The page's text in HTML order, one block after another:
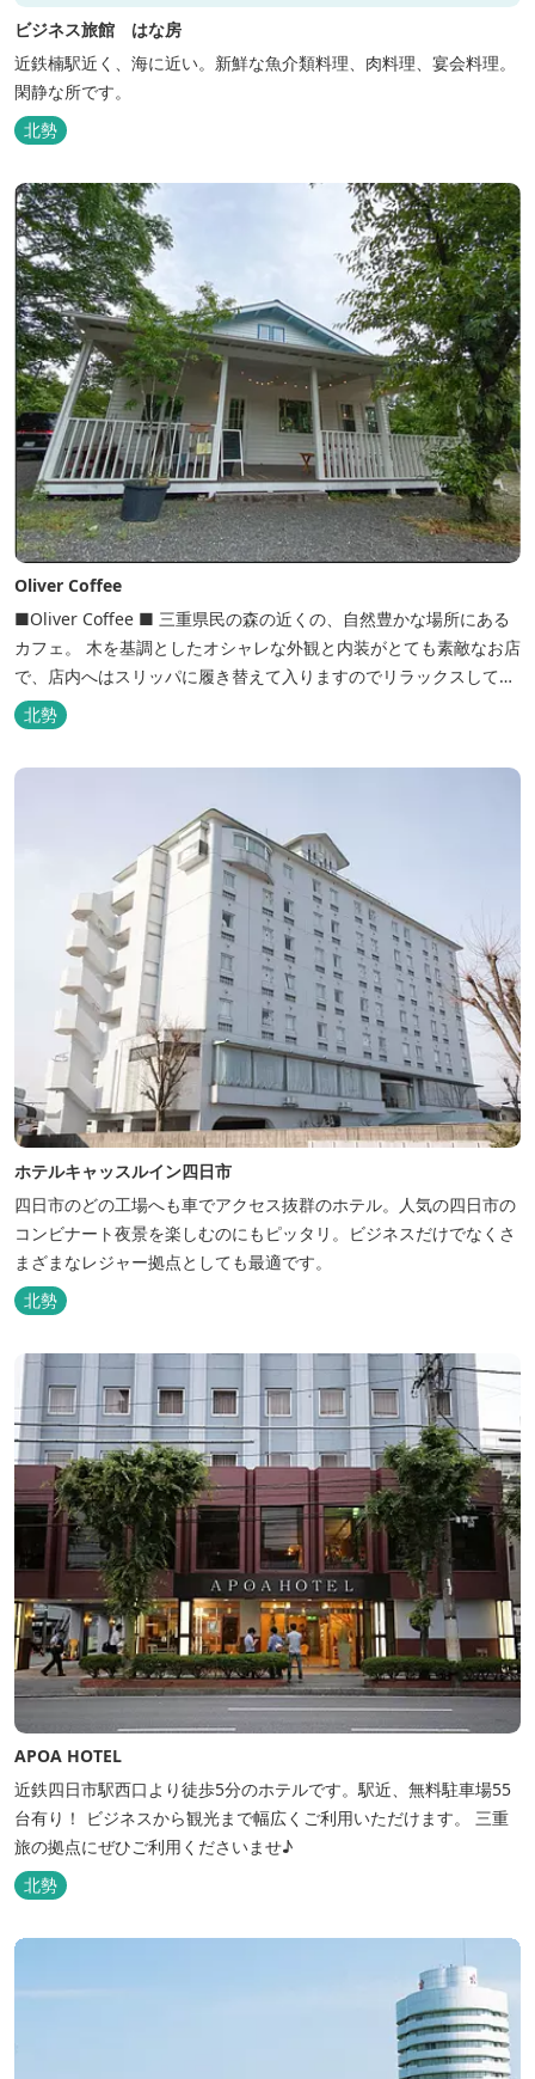
ビジネス旅館 はな房
近鉄楠駅近く、海に近い。新鮮な魚介類料理、肉料理、宴会料理。
閑静な所です。
北勢
Oliver Coffee
■Oliver Coffee ■ 三重県民の森の近くの、自然豊かな場所にある
カフェ。 木を基調としたオシャレな外観と内装がとても素敵なお店
で、店内へはスリッパに履き替えて入りますのでリラックスして食
事を楽しめます。 席は店内にテーブル席や円卓、外のテラス席など
があり、お子様連れでも入りやすく居心地がいいカフェです。 森の
静かな雰囲気の中で、ゆっくり過ごすことができます。
北勢
ホテルキャッスルイン四日市
四日市のどの工場へも車でアクセス抜群のホテル。人気の四日市の
コンビナート夜景を楽しむのにもピッタリ。ビジネスだけでなくさ
まざまなレジャー拠点としても最適です。
北勢
APOA HOTEL
近鉄四日市駅西口より徒歩5分のホテルです。駅近、無料駐車場55
台有り！ ビジネスから観光まで幅広くご利用いただけます。 三重
旅の拠点にぜひご利用くださいませ♪
北勢